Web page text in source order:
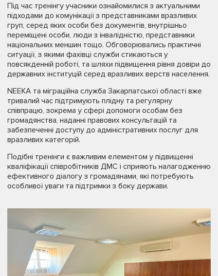
Під час тренінгу учасники ознайомилися з актуальними
підходами до комунікації з представниками вразливих
груп, серед яких особи без документів, внутрішньо
переміщені особи, люди з інвалідністю, представники
національних меншин тощо. Обговорювались практичні
ситуації, з якими фахівці служби стикаються у
повсякденній роботі, та шляхи підвищення рівня довіри до
державних інституцій серед вразливих верств населення.
NEEKA та міграційна служба Закарпатської області вже
тривалий час підтримують плідну та регулярну
співпрацю, зокрема у сфері допомоги особам без
громадянства, наданні правових консультацій та
забезпеченні доступу до адміністративних послуг для
вразливих категорій.
Подібні тренінги є важливим елементом у підвищенні
кваліфікації співробітників ДМС і сприяють налагодженню
ефективного діалогу з громадянами, які потребують
особливої уваги та підтримки з боку держави.